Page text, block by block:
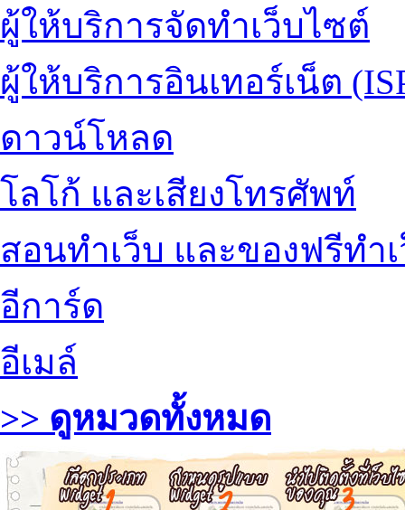
ผู้ให้บริการจัดทำเว็บไซต์
ผู้ให้บริการอินเทอร์เน็ต
ดาวน์โหลด
โลโก้ และเสียงโทรศัพท์
สอนทำเว็บ และของฟรีทำ
อีการ์ด
อีเมล์
>> ดูหมวดทั้งหมด